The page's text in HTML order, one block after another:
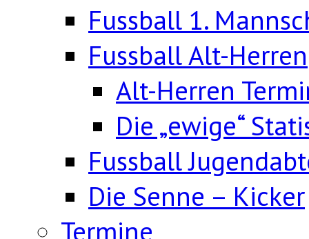
Fussball 1.
Fussball Alt-Herren
Alt-Herren
Die „ewige“
Fussball
Die Senne – Kicker
Termine